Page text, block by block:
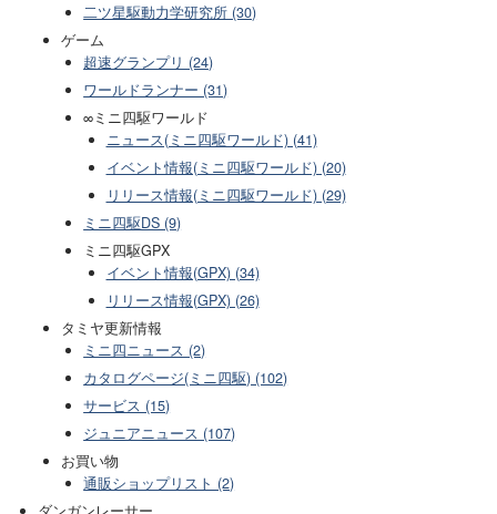
二ツ星駆動力学研究所 (30)
ゲーム
超速グランプリ (24)
ワールドランナー (31)
∞ミニ四駆ワールド
ニュース(ミニ四駆ワールド) (41)
イベント情報(ミニ四駆ワールド) (20)
リリース情報(ミニ四駆ワールド) (29)
ミニ四駆DS (9)
ミニ四駆GPX
イベント情報(GPX) (34)
リリース情報(GPX) (26)
タミヤ更新情報
ミニ四ニュース (2)
カタログページ(ミニ四駆) (102)
サービス (15)
ジュニアニュース (107)
お買い物
通販ショップリスト (2)